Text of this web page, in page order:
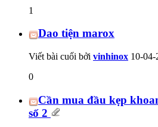
1
Dao tiện marox
Viết bài cuối bởi vinhinox 10-04-
0
Cần mua đầu kẹp
số 2